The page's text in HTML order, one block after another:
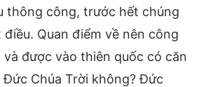
thông công, trước hết chúng
Quan điểm về nên công
được vào thiên quốc có căn
Đức Chúa Trời không? Đức